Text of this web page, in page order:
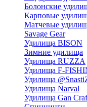
Болонские
Карповые
Матчевые
Savage Gear
Удилища BISON
Зимние удилища
Удилища RUZZA
Удилища F-
Удилища
Удилища Narval
Удилища Gan